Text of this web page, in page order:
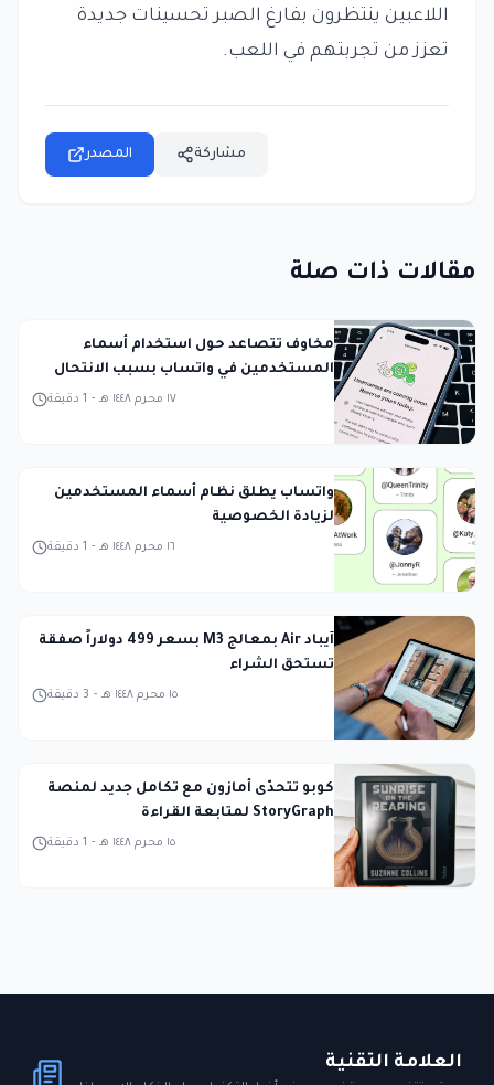
اللاعبين ينتظرون بفارغ الصبر تحسينات جديدة
تعزز من تجربتهم في اللعب.
المصدر مشاركة
مقالات ذات صلة
مخاوف تتصاعد حول استخدام أسماء
المستخدمين في واتساب بسبب الانتحال
1 دقيقة - ١٧ محرم ١٤٤٨ هـ
واتساب يطلق نظام أسماء المستخدمين
لزيادة الخصوصية
1 دقيقة - ١٦ محرم ١٤٤٨ هـ
آيباد Air بمعالج M3 بسعر 499 دولاراً صفقة
تستحق الشراء
3 دقيقة - ١٥ محرم ١٤٤٨ هـ
كوبو تتحدّى أمازون مع تكامل جديد لمنصة
StoryGraph لمتابعة القراءة
1 دقيقة - ١٥ محرم ١٤٤٨ هـ
العلامة التقنية